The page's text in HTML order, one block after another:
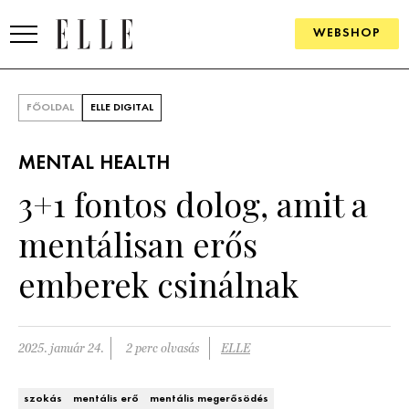
WEBSHOP
SZÉPSÉG
ÉLETMÓD
PÁRKAPCSOLAT
FŐOLDAL ELLE DIGITAL
MENTAL HEALTH
3+1 fontos dolog, amit a
mentálisan erős
emberek csinálnak
2025. január 24. 2 perc olvasás ELLE
szokás mentális erő mentális megerősödés